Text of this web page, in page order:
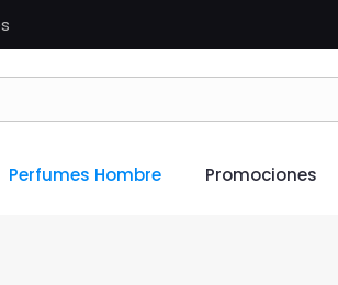
Perfumes Hombre Promociones